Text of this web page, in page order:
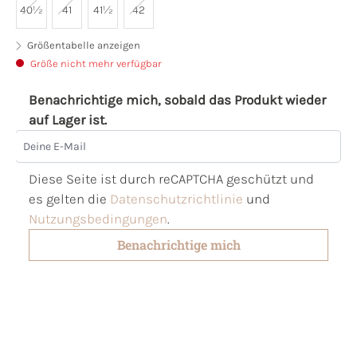
40½ 41 41½ 42
Größentabelle anzeigen
Größe nicht mehr verfügbar
Benachrichtige mich, sobald das Produkt wieder
auf Lager ist.
Deine E-Mail
Diese Seite ist durch reCAPTCHA geschützt und
es gelten die Datenschutzrichtlinie und
Nutzungsbedingungen.
Benachrichtige mich